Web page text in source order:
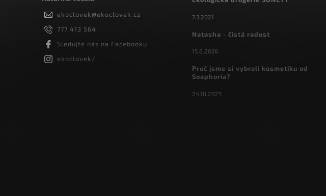
ekoclovek@ekoclovek.cz
777 413 564
Sledujte nás na Facebooku
ekoclovek/
7.3.2021
Natasha - čistá radost
15.6.2026
Proč jsme si vybrali kosmetiku od
Soaphoria?
24.10.2025